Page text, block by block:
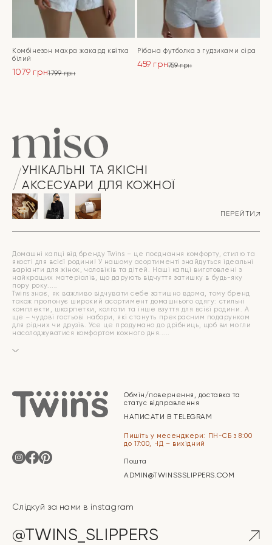
Комбінезон махра жакард квітка
білий
1799грн
1079 грн
Рібана футболка з гудзиками сіра
759грн
459 грн
УНІКАЛЬНІ ТА ЯКІСНІ
АКСЕСУАРИ ДЛЯ КОЖНОЇ
ПЕРЕЙТИ
Домашні капці від бренду Twins – це поєднання комфорту, стилю та
якості для всієї родини! У нашому асортименті знайдуться ідеальні
варіанти для жінок, чоловіків та дітей. Наші капці виготовлені з
найкращих матеріалів, що дарують відчуття затишку в будь-яку
пору року.
Twins знає, як важливо відчувати себе затишно вдома, тому бренд
також пропонує широкий асортимент домашнього одягу: стильні
комплекти, шкарпетки, колготи та інше взуття для всієї родини. А
ще – чудові гостьові набори, які стануть прекрасним подарунком
для рідних чи друзів. Усе це продумано до дрібниць, щоб ви могли
насолоджуватися комфортом кожного дня.
Обмін/повернення, доставка та
статус відправлення
НАПИСАТИ В TELEGRAM
Пишіть у месенджери: ПН-СБ з 8:00
до 17:00, НД – вихідний
Пошта
ADMIN@TWINSSSLIPPERS.COM
Слідкуй за нами в instagram
@TWINS_SLIPPERS